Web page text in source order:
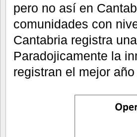
pero no así en
comunidades con
Cantabria registra
Paradojicamente la
registran el mejor